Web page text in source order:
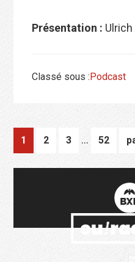
Présentation :
Classé sous :Podcast
Page
1 Page
2 Page
3
Pages
omises
… Page
52
la